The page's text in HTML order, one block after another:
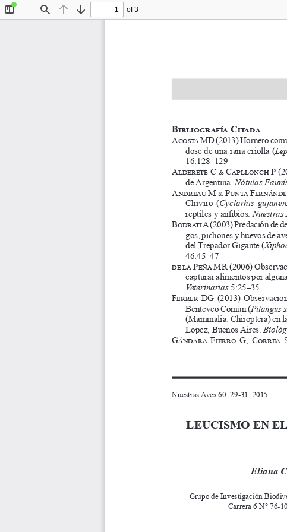
Find Previous
Next
of 3
Bibliografía Citada
Acosta MD (2013) Hornero
dose de una rana criolla (
16:128–129
Alderete C & Capllonch P
de Argentina. Nótulas
Andreau M & Punta
Chiviro  (Cyclarhis
reptiles y anfibios. Nuestras
Bodrati A (2003) Predación de
gos, pichones y huevos de
del Trepador Gigante (
46:45–47
de la Peña MR (2006)
capturar alimentos por
Veterinarias 5:25–35
Ferrer DG
(2013)
Benteveo Común (Pitangus
(Mammalia: Chiroptera) en
López, Buenos Aires.
Gándara Fierro G, Correa
Nuestras Aves 60: 29-31, 2015
LEUCISMO EN
Eliana
Grupo de Investigación
Carrera 6 N° 76-